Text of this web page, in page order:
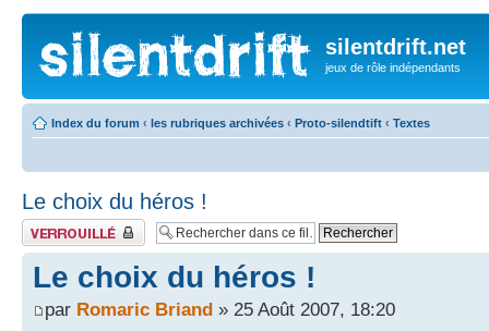
silentdrift.net
jeux de rôle indépendants
Index du forum ‹ les rubriques archivées ‹ Proto-silendtift ‹ Textes
Le choix du héros !
Fil verrouillé
Le choix du héros !
par Romaric Briand » 25 Août 2007, 18:20